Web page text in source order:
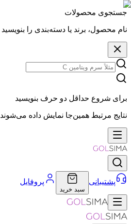
جستجوی محصولات
نام محصول، برند یا دسته‌بندی را بنویسید
برای شروع حداقل دو حرف بنویسید
نتایج مرتبط همین‌جا نمایش داده می‌شوند
پشتیبانی
سبد خرید
پروفایل